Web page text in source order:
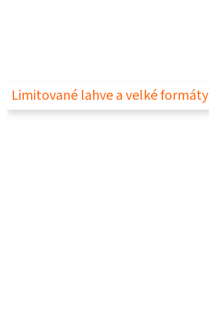
Limitované lahve a velké formáty